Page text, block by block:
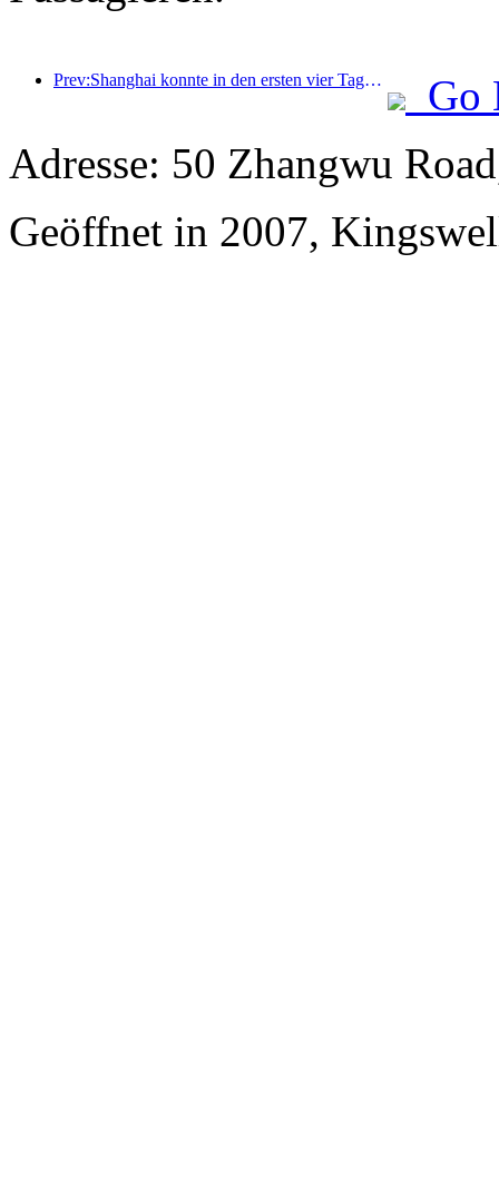
Prev:Shanghai konnte in den ersten vier Tagen des Mittherbstfestes und der Nationalfeiertage über 15,11 Millionen Besucher begrüßen, was einem Anstieg von über 20 % im Vergleich zum Vorjahr entspricht.
Go
Adresse: 50 Zhangwu
Geöffnet in 2007,